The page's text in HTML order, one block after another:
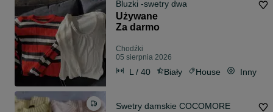
Bluzki -swetry dwa
Używane
Za darmo
Chodźki
05 sierpnia 2026
L / 40 Biały House Inny
Swetry damskie COCOMORE